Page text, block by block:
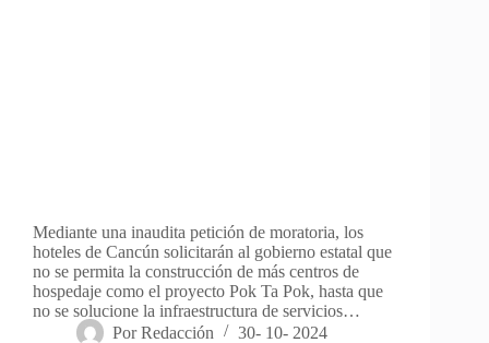
Mediante una inaudita petición de moratoria, los
hoteles de Cancún solicitarán al gobierno estatal que
no se permita la construcción de más centros de
hospedaje como el proyecto Pok Ta Pok, hasta que
no se solucione la infraestructura de servicios…
Por Redacción 30- 10- 2024